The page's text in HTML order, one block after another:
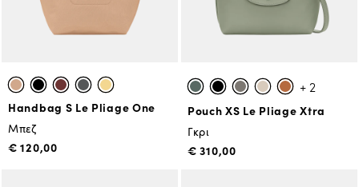
Handbag S Le Pliage One
Μπεζ
€ 120,00
+ 2
Pouch XS Le Pliage Xtra
Γκρι
€ 310,00